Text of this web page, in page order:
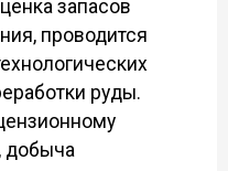
запасов
проводится
руды.
добыча